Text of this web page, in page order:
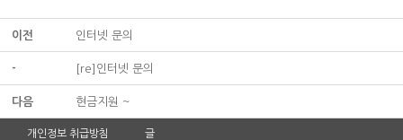
이전 인터넷 문의
- [re]인터넷 문의
다음 현금지원 ~
개인정보 취급방침 글